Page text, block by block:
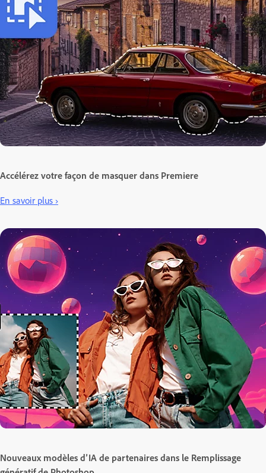
Accélérez votre façon de masquer dans Premiere
En savoir plus ›
Nouveaux modèles d’IA de partenaires dans le Remplissage